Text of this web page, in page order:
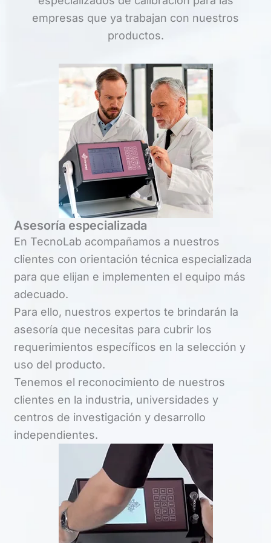
empresas que ya trabajan con nuestros
productos.
Asesoría especializada
En TecnoLab acompañamos a nuestros
clientes con orientación técnica especializada
para que elijan e implementen el equipo más
adecuado.
Para ello, nuestros expertos te brindarán la
asesoría que necesitas para cubrir los
requerimientos específicos en la selección y
uso del producto.
Tenemos el reconocimiento de nuestros
clientes en la industria, universidades y
centros de investigación y desarrollo
independientes.